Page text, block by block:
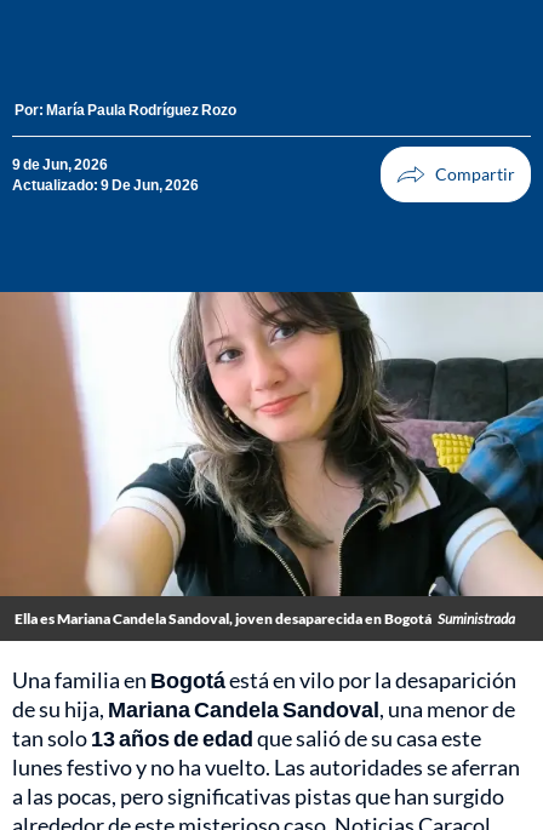
Por: María Paula Rodríguez Rozo
9 de Jun, 2026
Actualizado: 9 De Jun, 2026
Ella es Mariana Candela Sandoval, joven desaparecida en Bogotá Suministrada
Una familia en Bogotáestá en vilo por la desaparición
de su hija, Mariana Candela Sandoval, una menor de
tan solo13 años de edadque salió de su casa este
lunes festivo y no ha vuelto. Las autoridades se aferran
a las pocas, pero significativas pistas que han surgido